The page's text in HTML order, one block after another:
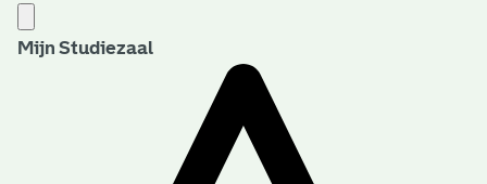
Mijn Studiezaal